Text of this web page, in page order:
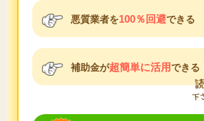
悪質業者を100％回避できる
補助金が超簡単に活用できる